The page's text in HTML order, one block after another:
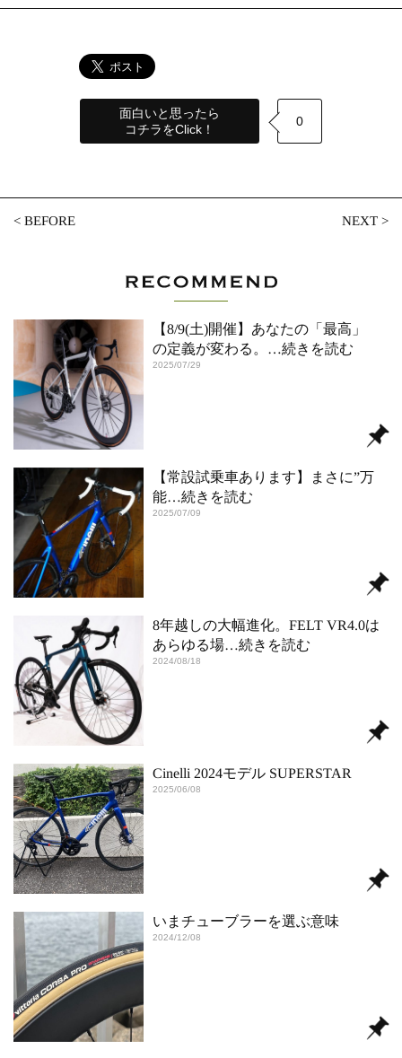
面白いと思ったら
コチラをClick！
0
<BEFORE NEXT>
【8/9(土)開催】あなたの「最高」
の定義が変わる。 …続きを読む
2025/07/29
【常設試乗車あります】まさに”万
能…続きを読む
2025/07/09
8年越しの大幅進化。FELT VR4.0は
あらゆる場…続きを読む
2024/08/18
Cinelli 2024モデル SUPERSTAR
2025/06/08
いまチューブラーを選ぶ意味
2024/12/08